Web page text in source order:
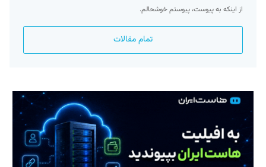
از اینکه به پیوست، پیوستم خوشحالم.
تمام مقالات